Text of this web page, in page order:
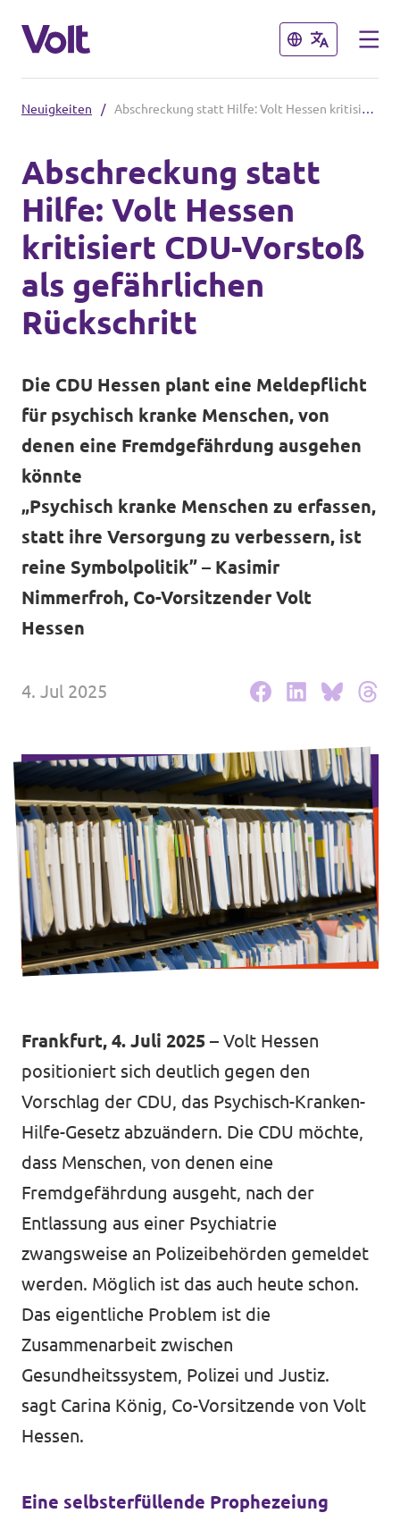
Schließen
Lokale hessische Teams
Hessische Volt-Termine
Volt in Deutschland
Website Volt Deutschland
Volt in deinem Bundesland
Volt Deutschland Merchandise Shop
Schließen
Programm
Über Volt
Menschen
Neuigkeiten
Unsere Events
Kommunalwahl 2026
Mache bei uns mit!
Deine Spende für Volt!
Volt vor Ort in Hessen
Transparenz
Datenschutz
Kontakt
Neuigkeiten / Abschreckung statt Hilfe: Volt Hessen kritisiert CDU-Vorstoß als gefährlichen Rückschritt
Abschreckung statt
Hilfe: Volt Hessen
kritisiert CDU-Vorstoß
als gefährlichen
Rückschritt
Die CDU Hessen plant eine Meldepflicht
für psychisch kranke Menschen, von
denen eine Fremdgefährdung ausgehen
könnte
„Psychisch kranke Menschen zu erfassen,
statt ihre Versorgung zu verbessern, ist
reine Symbolpolitik” – Kasimir
Nimmerfroh, Co-Vorsitzender Volt
Hessen
4. Jul 2025
Frankfurt, 4. Juli 2025 – Volt Hessen
positioniert sich deutlich gegen den
Vorschlag der CDU, das Psychisch-Kranken-
Hilfe-Gesetz abzuändern. Die CDU möchte,
dass Menschen, von denen eine
Fremdgefährdung ausgeht, nach der
Entlassung aus einer Psychiatrie
zwangsweise an Polizeibehörden gemeldet
werden. Möglich ist das auch heute schon.
Das eigentliche Problem ist die
Zusammenarbeit zwischen
Gesundheitssystem, Polizei und Justiz.
sagt Carina König, Co-Vorsitzende von Volt
Hessen.
Eine selbsterfüllende Prophezeiung